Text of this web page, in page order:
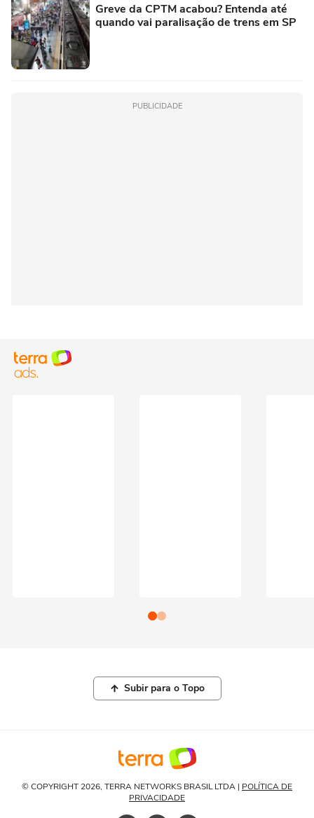
Greve da CPTM acabou? Entenda até
quando vai paralisação de trens em SP
PUBLICIDADE
Subir para o Topo
© COPYRIGHT 2026, TERRA NETWORKS BRASIL LTDA | POLÍTICA DE
PRIVACIDADE